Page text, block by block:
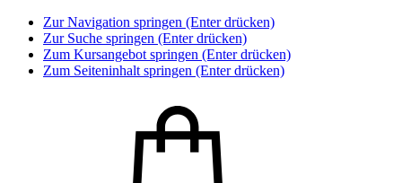
Zur Navigation springen (Enter drücken)
Zur Suche springen (Enter drücken)
Zum Kursangebot springen (Enter drücken)
Zum Seiteninhalt springen (Enter drücken)